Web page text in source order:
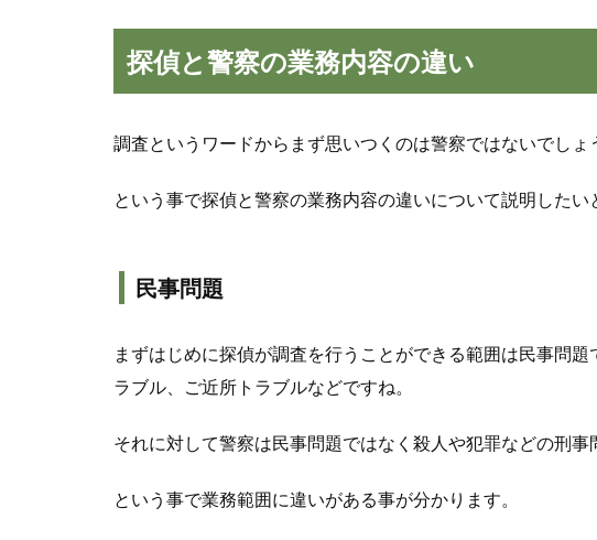
探偵と警察の業務内容の違い
調査というワードからまず思いつくのは警察ではないでしょ
という事で探偵と警察の業務内容の違いについて説明したい
民事問題
まずはじめに探偵が調査を行うことができる範囲は民事問
ラブル、ご近所トラブルなどですね。
それに対して警察は民事問題ではなく殺人や犯罪などの刑事
という事で業務範囲に違いがある事が分かります。